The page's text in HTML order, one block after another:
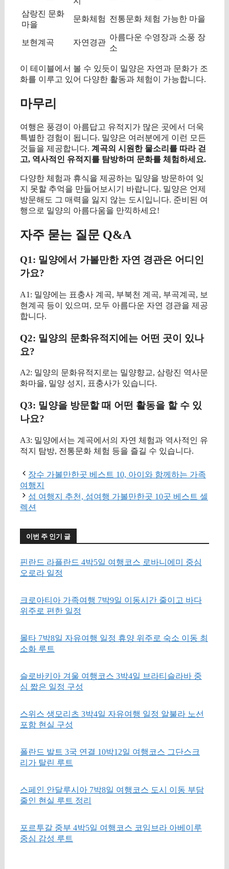
삼랑진 문화
마을
문화체험 전통문화 체험 가능한 마을
보현계곡 자연경관
아름다운 수영장과 소풍 장
소
이 테이블에서 볼 수 있듯이 밀양은 자연과 문화가 조
화를 이루고 있어 다양한 활동과 체험이 가능합니다.
마무리
여행은 풍경이 아름답고 유적지가 많은 곳에서 더욱
특별한 경험이 됩니다. 밀양은 여러분에게 이런 모든
것들을 제공합니다. 계곡의 시원한 물소리를 따라 걷
고, 역사적인 유적지를 탐방하며 문화를 체험하세요.
다양한 체험과 휴식을 제공하는 밀양을 방문하여 잊
지 못할 추억을 만들어보시기 바랍니다. 밀양은 언제
방문해도 그 매력을 잃지 않는 도시입니다. 준비된 여
행으로 밀양의 아름다움을 만끽하세요!
자주 묻는 질문 Q&A
Q1: 밀양에서 가볼만한 자연 경관은 어디인
가요?
A1: 밀양에는 표충사 계곡, 부북천 계곡, 부곡계곡, 보
현계곡 등이 있으며, 모두 아름다운 자연 경관을 제공
합니다.
Q2: 밀양의 문화유적지에는 어떤 곳이 있나
요?
A2: 밀양의 문화유적지로는 밀양향교, 삼랑진 역사문
화마을, 밀양 성지, 표충사가 있습니다.
Q3: 밀양을 방문할 때 어떤 활동을 할 수 있
나요?
A3: 밀양에서는 계곡에서의 자연 체험과 역사적인 유
적지 탐방, 전통문화 체험 등을 즐길 수 있습니다.
장수 가볼만한곳 베스트 10, 아이와 함께하는 가족
여행지
섬 여행지 추천, 섬여행 가볼만한곳 10곳 베스트 셀
렉션
이번 주 인기 글
핀란드 라플란드 4박5일 여행코스 로바니에미 중심
오로라 일정
크로아티아 가족여행 7박9일 이동시간 줄이고 바다
위주로 편한 일정
몰타 7박8일 자유여행 일정 휴양 위주로 숙소 이동 최
소화 루트
슬로바키아 겨울 여행코스 3박4일 브라티슬라바 중
심 짧은 일정 구성
스위스 생모리츠 3박4일 자유여행 일정 알불라 노선
포함 현실 구성
폴란드 발트 3국 연결 10박12일 여행코스 그단스크
리가 탈린 루트
스페인 안달루시아 7박8일 여행코스 도시 이동 부담
줄인 현실 루트 정리
포르투갈 중부 4박5일 여행코스 코임브라 아베이루
중심 감성 루트